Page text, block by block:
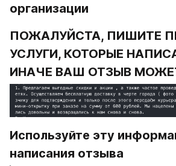
организации
ПОЖАЛУЙСТА, ПИШИТЕ
УСЛУГИ, КОТОРЫЕ
ИНАЧЕ ВАШ ОТЗЫВ
Используйте эту
написания отзыва